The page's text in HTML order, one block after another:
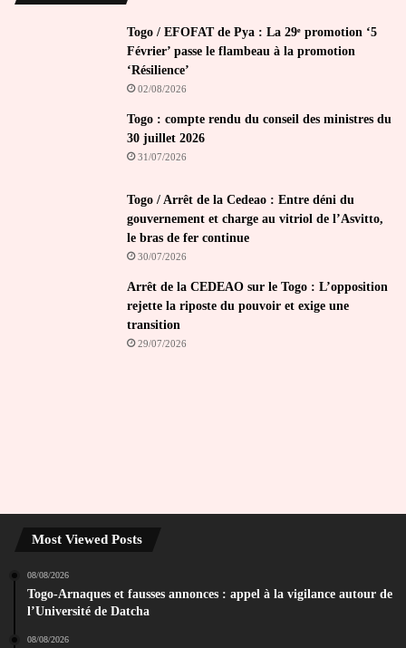
Togo / EFOFAT de Pya : La 29ᵉ promotion ‘5
Février’ passe le flambeau à la promotion
‘Résilience’
02/08/2026
Togo : compte rendu du conseil des ministres du
30 juillet 2026
31/07/2026
Togo / Arrêt de la Cedeao : Entre déni du
gouvernement et charge au vitriol de l’Asvitto,
le bras de fer continue
30/07/2026
Arrêt de la CEDEAO sur le Togo : L’opposition
rejette la riposte du pouvoir et exige une
transition
29/07/2026
Most Viewed Posts
08/08/2026
Togo-Arnaques et fausses annonces : appel à la vigilance autour de
l’Université de Datcha
08/08/2026